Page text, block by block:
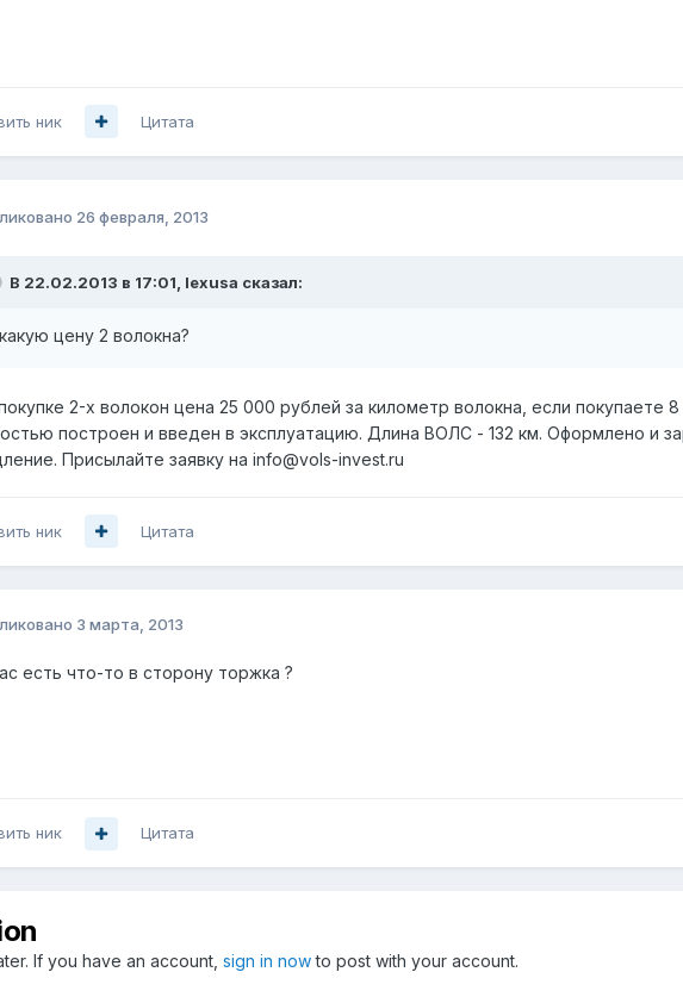
ник Цитата
26 февраля, 2013
В 22.02.2013 в 17:01, lexusa сказал:
цену 2 волокна?
2-х волокон цена 25 000 рублей за километр волокна, если покупаете
построен и введен в эксплуатацию. Длина ВОЛС - 132 км. Оформлено и
Присылайте заявку на info@vols-invest.ru
ник Цитата
3 марта, 2013
есть что-то в сторону торжка ?
ник Цитата
If you have an account, sign in nowto post with your account.